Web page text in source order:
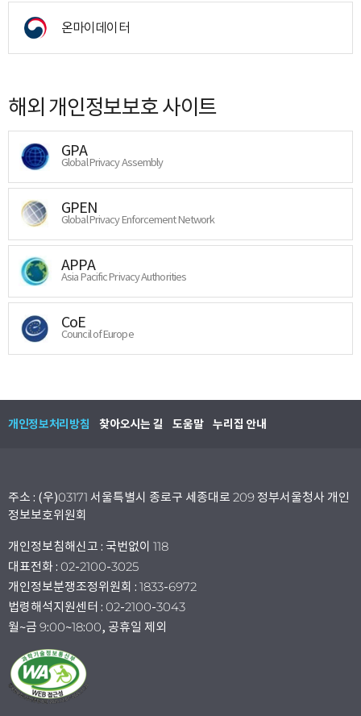
온마이데이터
해외 개인정보보호 사이트
GPA
Global Privacy Assembly
GPEN
Global Privacy Enforcement Network
APPA
Asia Pacific Privacy Authorities
CoE
Council of Europe
개인정보처리방침 찾아오시는 길 도움말 누리집 안내
주소 : (우)03171 서울특별시 종로구 세종대로 209 정부서울청사 개인
정보보호위원회
개인정보침해신고 : 국번없이 118
대표전화 : 02-2100-3025
개인정보분쟁조정위원회 : 1833-6972
법령해석지원센터 : 02-2100-3043
월~금 9:00~18:00, 공휴일 제외